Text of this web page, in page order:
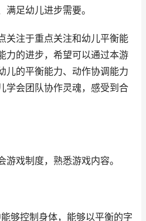
足幼儿进步需要。
关注于重点关注和幼儿平衡能
力的进步，希望可以通过本游
儿的平衡能力、动作协调能力
学会团队协作灵魂，感受到合
戏制度，熟悉游戏内容。
够控制身体，能够以平衡的字